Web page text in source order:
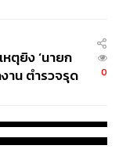
หตุยิง ‘นายก
าน ตำรวจรุด
0